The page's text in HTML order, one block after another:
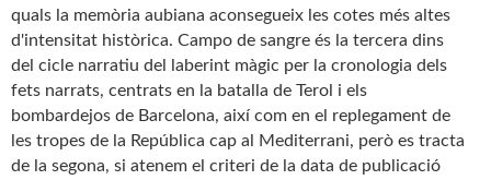
quals la memòria aubiana aconsegueix les cotes més altes
d'intensitat històrica. Campo de sangre és la tercera dins
del cicle narratiu del laberint màgic per la cronologia dels
fets narrats, centrats en la batalla de Terol i els
bombardejos de Barcelona, així com en el replegament de
les tropes de la República cap al Mediterrani, però es tracta
de la segona, si atenem el criteri de la data de publicació